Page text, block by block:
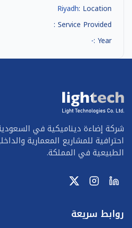
Location :
Riyadh
Service Provided :
Year :
-
شركة إضاءة ديناميكية في
احترافية للمشاريع المعمارية
الطبيعية في المملكة.
روابط سريعة